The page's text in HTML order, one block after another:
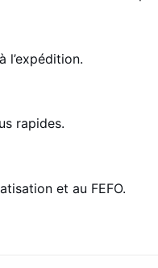
l’expédition.
rapides.
et au FEFO.